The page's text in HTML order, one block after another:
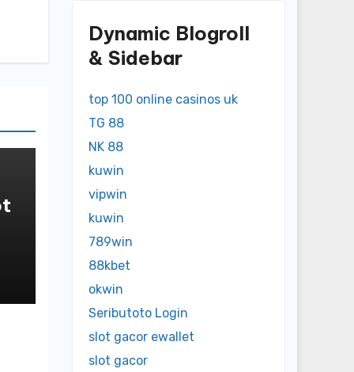
Dynamic Blogroll
& Sidebar
top 100 online casinos uk
TG 88
NK 88
kuwin
vipwin
kuwin
789win
88kbet
okwin
Seributoto Login
slot gacor ewallet
slot gacor